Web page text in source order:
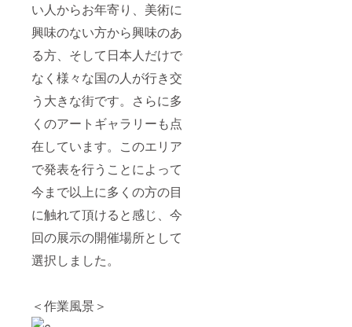
い人からお年寄り、美術に
興味のない方から興味のあ
る方、そして日本人だけで
なく様々な国の人が行き交
う大きな街です。さらに多
くのアートギャラリーも点
在しています。このエリア
で発表を行うことによって
今まで以上に多くの方の目
に触れて頂けると感じ、今
回の展示の開催場所として
選択しました。
＜作業風景＞